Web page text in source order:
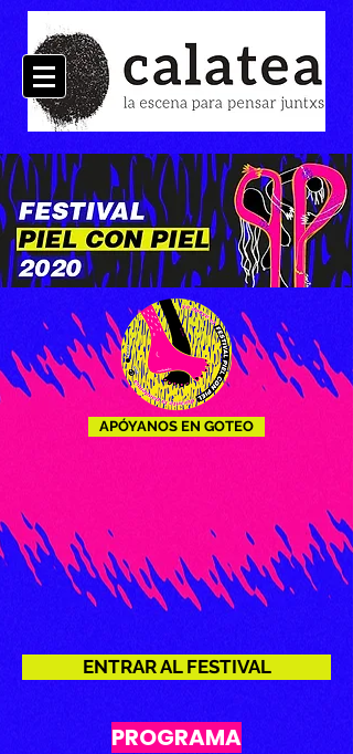
APÓYANOS EN GOTEO
ENTRAR AL FESTIVAL
PROGRAMA